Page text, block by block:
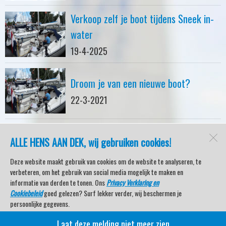
ALLE HENS AAN DEK, wij gebruiken cookies!
Deze website maakt gebruik van cookies om de website te analyseren, te
verbeteren, om het gebruik van social media mogelijk te maken en
informatie van derden te tonen. OnsPrivacy Verklaring en
Cookiebeleidgoed gelezen? Surf lekker verder, wij beschermen je
persoonlijke gegevens.
Verkoop zelf je boot tijdens Sneek in-
water
19-4-2025
Droom je van een nieuwe boot?
22-3-2021
watersport-tv
Lemmer
Open desktopversie